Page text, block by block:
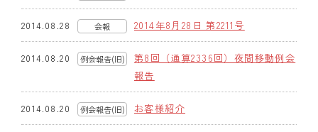
例会場・事務局の案内
情報公開
(旧)
2014.08.28 会報 2014年8月28日 第2211号
2014.08.20 例会報告(旧)
第8回（通算2336回）夜間移動例会
報告
2014.08.20 例会報告(旧) お客様紹介